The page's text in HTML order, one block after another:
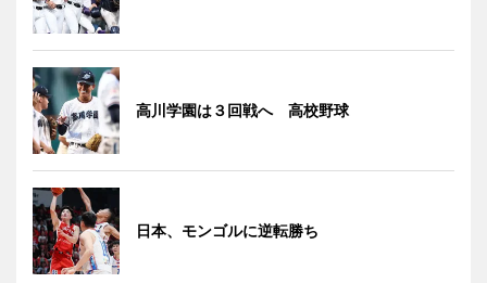
高川学園は３回戦へ 高校野球
日本、モンゴルに逆転勝ち